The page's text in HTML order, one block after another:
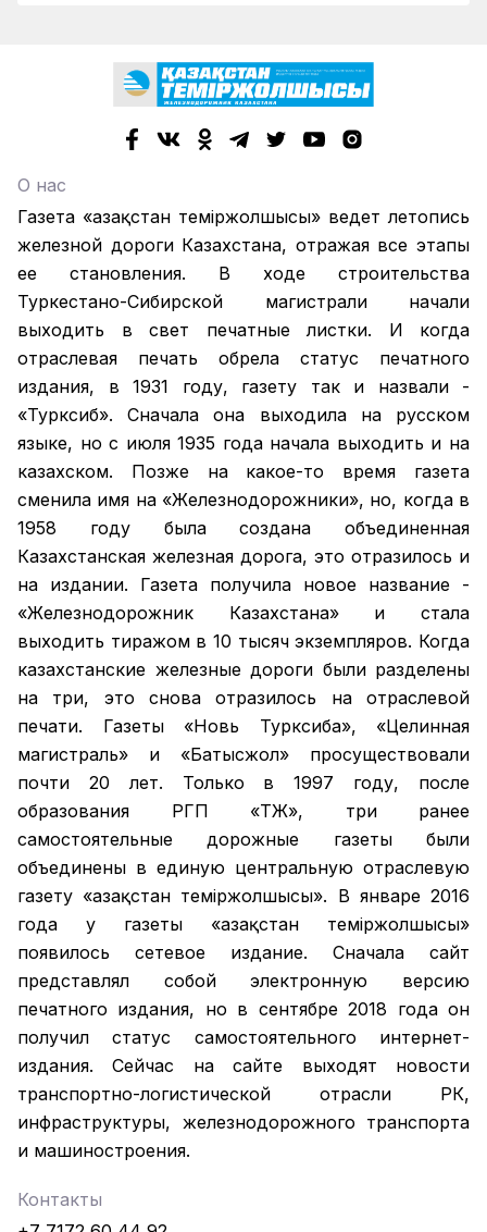
О нас
Газета «Қазақстан теміржолшысы» ведет летопись
железной дороги Казахстана, отражая все этапы
ее становления. В ходе строительства
Туркестано-Сибирской магистрали начали
выходить в свет печатные листки. И когда
отраслевая печать обрела статус печатного
издания, в 1931 году, газету так и назвали -
«Турксиб». Сначала она выходила на русском
языке, но с июля 1935 года начала выходить и на
казахском. Позже на какое-то время газета
сменила имя на «Железнодорожники», но, когда в
1958 году была создана объединенная
Казахстанская железная дорога, это отразилось и
на издании. Газета получила новое название -
«Железнодорожник Казахстана» и стала
выходить тиражом в 10 тысяч экземпляров. Когда
казахстанские железные дороги были разделены
на три, это снова отразилось на отраслевой
печати. Газеты «Новь Турксиба», «Целинная
магистраль» и «Батысжол» просуществовали
почти 20 лет. Только в 1997 году, после
образования РГП «ҚТЖ», три ранее
самостоятельные дорожные газеты были
объединены в единую центральную отраслевую
газету «Қазақстан темiржолшысы». В январе 2016
года у газеты «Қазақстан теміржолшысы»
появилось сетевое издание. Сначала сайт
представлял собой электронную версию
печатного издания, но в сентябре 2018 года он
получил статус самостоятельного интернет-
издания. Сейчас на сайте выходят новости
транспортно-логистической отрасли РК,
инфраструктуры, железнодорожного транспорта
и машиностроения.
Контакты